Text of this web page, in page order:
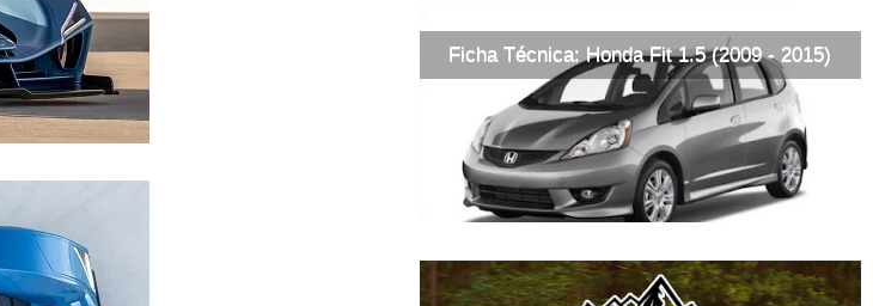
Ficha Técnica: Honda Fit 1.5 (2009 - 2015)